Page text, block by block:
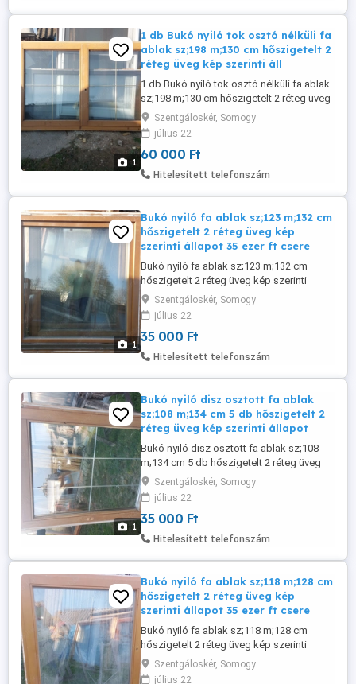
1
1 db Bukó nyiló tok osztó nélküli fa
ablak sz;198 m;130 cm hőszigetelt 2
réteg üveg kép szerinti áll
1 db Bukó nyiló tok osztó nélküli fa ablak
sz;198 m;130 cm hőszigetelt 2 réteg üveg
kép szerinti állapot 60 ezer ft csere is
érdekel.
Szentgáloskér, Somogy
július 22
60 000 Ft
Hitelesített telefonszám
1
Bukó nyiló fa ablak sz;123 m;132 cm
hőszigetelt 2 réteg üveg kép
szerinti állapot 35 ezer ft csere
Bukó nyiló fa ablak sz;123 m;132 cm
hőszigetelt 2 réteg üveg kép szerinti
állapot 35 ezer ft csere is érdekel.
Szentgáloskér, Somogy
július 22
35 000 Ft
Hitelesített telefonszám
1
Bukó nyiló disz osztott fa ablak
sz;108 m;134 cm 5 db hőszigetelt 2
réteg üveg kép szerinti állapot
Bukó nyiló disz osztott fa ablak sz;108
m;134 cm 5 db hőszigetelt 2 réteg üveg
kép szerinti állapot egyben ha viszed 35
ezer ft db csere is érdekel.
Szentgáloskér, Somogy
július 22
35 000 Ft
Hitelesített telefonszám
Bukó nyiló fa ablak sz;118 m;128 cm
hőszigetelt 2 réteg üveg kép
szerinti állapot 35 ezer ft csere
Bukó nyiló fa ablak sz;118 m;128 cm
hőszigetelt 2 réteg üveg kép szerinti
állapot 35 ezer ft csere is érdekel.
Szentgáloskér, Somogy
július 22